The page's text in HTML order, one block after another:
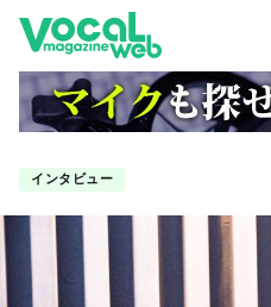
インタビュー